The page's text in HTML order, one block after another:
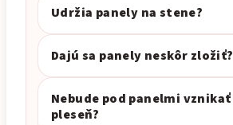
Udržia panely na stene?
Dajú sa panely neskôr zložiť?
Nebude pod panelmi vznikať
pleseň?